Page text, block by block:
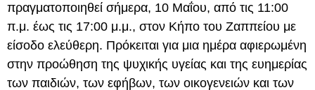
πραγματοποιηθεί σήμερα, 10 Μαΐου, από τις 11:00
π.μ. έως τις 17:00 μ.μ., στον Κήπο του Ζαππείου με
είσοδο ελεύθερη. Πρόκειται για μια ημέρα αφιερωμένη
στην προώθηση της ψυχικής υγείας και της ευημερίας
των παιδιών, των εφήβων, των οικογενειών και των